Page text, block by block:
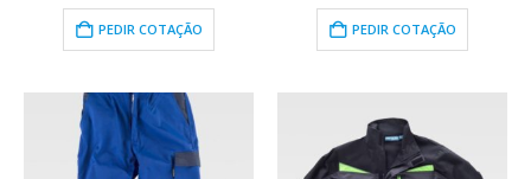
0out of 5
PEDIR COTAÇÃO
0out of 5
PEDIR COTAÇÃO